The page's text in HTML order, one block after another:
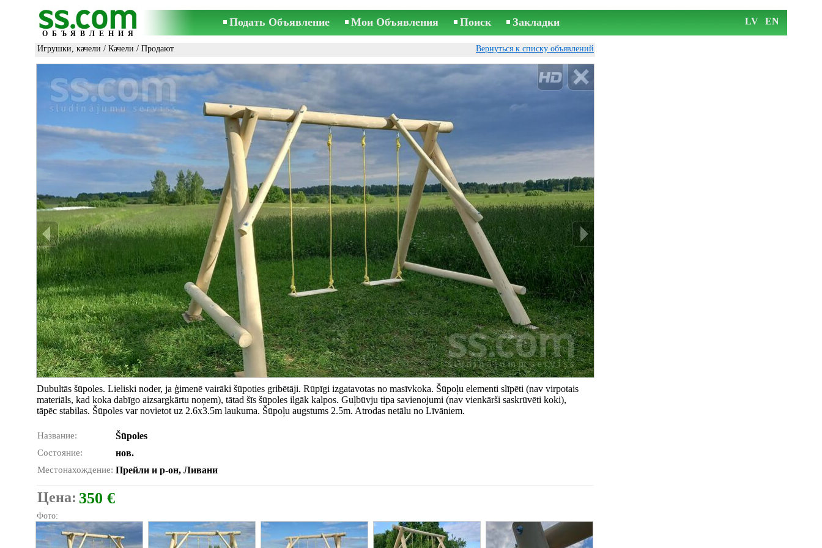
ОБЪЯВЛЕНИЯ
Подать Объявление Мои Объявления Поиск Закладки LV EN
Игрушки, качели / Качели / Продают Вернуться к списку объявлений
Dubultās šūpoles. Lieliski noder, ja ģimenē vairāki šūpoties gribētāji. Rūpīgi izgatavotas no masīvkoka. Šūpoļu elementi slīpēti (nav virpotais
materiāls, kad koka dabīgo aizsargkārtu noņem), tātad šīs šūpoles ilgāk kalpos. Guļbūvju tipa savienojumi (nav vienkārši saskrūvēti koki),
tāpēc stabilas. Šūpoles var novietot uz 2.6x3.5m laukuma. Šūpoļu augstums 2.5m. Atrodas netālu no Līvāniem.
Название: Šūpoles
Состояние: нов.
Местонахождение: Прейли и р-он, Ливани
Цена: 350 €
Фото: